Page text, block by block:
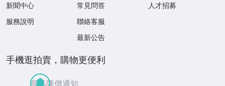
新聞中心
服務說明
常見問答
聯絡客服
最新公告
人才招募
手機逛拍賣，購物更便利
商品降價通知